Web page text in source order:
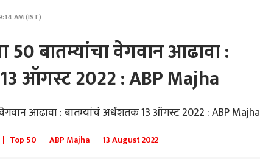
AM (IST)
बातम्यांचा वेगवान आढावा :
ऑगस्ट 2022 : ABP Majha
आढावा : बातम्यांचं अर्धशतक 13 ऑगस्ट 2022 : ABP Majha
Top 50 ABP Majha 13 August 2022